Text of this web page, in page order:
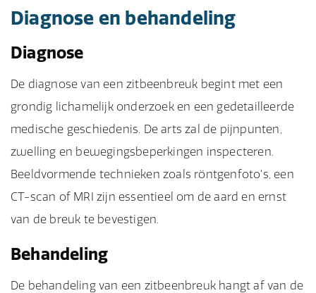
Diagnose en behandeling
Diagnose
De diagnose van een zitbeenbreuk begint met een
grondig lichamelijk onderzoek en een gedetailleerde
medische geschiedenis. De arts zal de pijnpunten,
zwelling en bewegingsbeperkingen inspecteren.
Beeldvormende technieken zoals röntgenfoto's, een
CT-scan of MRI zijn essentieel om de aard en ernst
van de breuk te bevestigen.
Behandeling
De behandeling van een zitbeenbreuk hangt af van de